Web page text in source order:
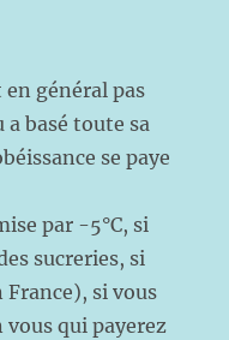
en général pas
basé toute sa
se paye
par -5°C, si
sucreries, si
France), si vous
vous qui payerez